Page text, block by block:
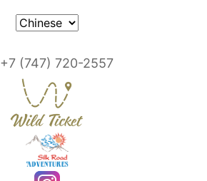
+7 (747) 720-2557